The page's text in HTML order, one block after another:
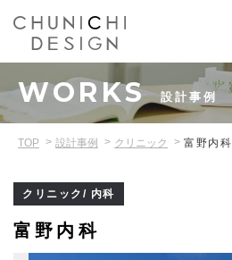
WORKS 設計事例
TOP 設計事例 クリニック 富野内科
クリニック/ 内科
富野内科